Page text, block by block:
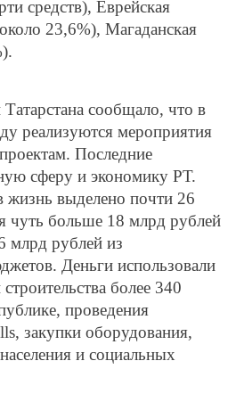
средств), Еврейская
23,6%), Магаданская
сообщало, что в
реализуются мероприятия
Последние
сферу и экономику РТ.
жизнь выделено почти 26
чуть больше 18 млрд рублей
млрд рублей из
Деньги использовали
более 340
проведения
закупки оборудования,
и социальных